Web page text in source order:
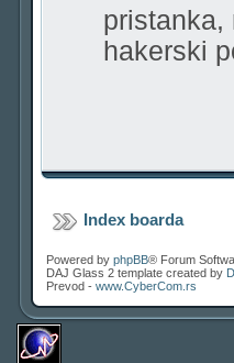
pristanka,
hakerski
Index boarda
Powered by phpBB® Forum
DAJ Glass 2 template created by
Prevod - www.CyberCom.rs